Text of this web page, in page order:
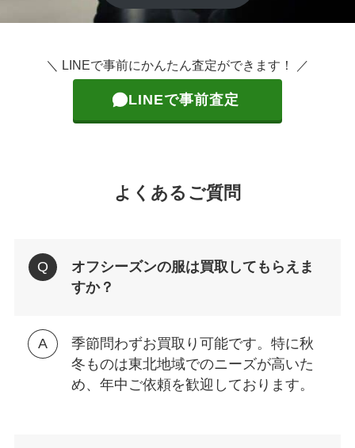
＼ LINEで事前にかんたん査定ができます！ ／
LINEで事前査定
よくあるご質問
オフシーズンの服は買取してもらえま
すか？
季節問わずお買取り可能です。特に秋
冬ものは東北地域でのニーズが高いた
め、年中ご依頼を歓迎しております。